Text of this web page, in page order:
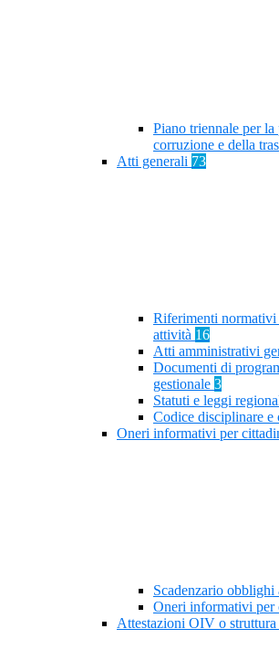
Piano triennale per
corruzione e della
Atti generali 73
Riferimenti normativi
attività 16
Atti amministrativi
Documenti di
gestionale 3
Statuti e leggi
Codice disciplinare e
Oneri informativi per
Scadenzario
Oneri informativi per
Attestazioni OIV o struttura